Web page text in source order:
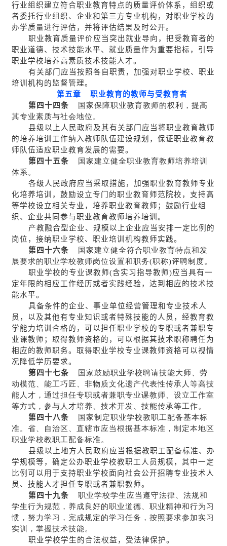
行业组织建立符合职业教育特点的质量评价体系，组织或
者委托行业组织、企业和第三方专业机构，对职业学校的
办学质量进行评估，并将评估结果及时公开。
职业教育质量评价应当突出就业导向，把受教育者的
职业道德、技术技能水平、就业质量作为重要指标，引导
职业学校培养高素质技术技能人才。
有关部门应当按照各自职责，加强对职业学校、职业
培训机构的监督管理。
第五章 职业教育的教师与受教育者
第四十四条 国家保障职业教育教师的权利，提高
其专业素质与社会地位。
县级以上人民政府及其有关部门应当将职业教育教师
的培养培训工作纳入教师队伍建设规划，保证职业教育教
师队伍适应职业教育发展的需要。
第四十五条 国家建立健全职业教育教师培养培训
体系。
各级人民政府应当采取措施，加强职业教育教师专业
化培养培训，鼓励设立专门的职业教育师范院校，支持高
等学校设立相关专业，培养职业教育教师；鼓励行业组
织、企业共同参与职业教育教师培养培训。
产教融合型企业、规模以上企业应当安排一定比例的
岗位，接纳职业学校、职业培训机构教师实践。
第四十六条
国家建立健全符合职业教育特点和发
展要求的职业学校教师岗位设置和职务(职称)评聘制度。
职业学校的专业课教师(含实习指导教师)应当具有一
定年限的相应工作经历或者实践经验，达到相应的技术技
能水平。
具备条件的企业、事业单位经营管理和专业技术人
员，以及其他有专业知识或者特殊技能的人员，经教育教
学能力培训合格的，可以担任职业学校的专职或者兼职专
业课教师；取得教师资格的，可以根据其技术职称聘任为
相应的教师职务。取得职业学校专业课教师资格可以视情
况降低学历要求。
第四十七条 国家鼓励职业学校聘请技能大师、劳
动模范、能工巧匠、非物质文化遗产代表性传承人等高技
能人才，通过担任专职或者兼职专业课教师、设立工作室
等方式，参与人才培养、技术开发、技能传承等工作。
第四十八条 国家制定职业学校教职工配备基本标
准。省、自治区、直辖市应当根据基本标准，制定本地区
职业学校教职工配备标准。
县级以上地方人民政府应当根据教职工配备标准、办
学规模等，确定公办职业学校教职工人员规模，其中一定
比例可以用于支持职业学校面向社会公开招聘专业技术人
员、技能人才担任专职或者兼职教师。
第四十九条 职业学校学生应当遵守法律、法规和
学生行为规范，养成良好的职业道德、职业精神和行为习
惯，努力学习，完成规定的学习任务，按照要求参加实习
实训，掌握技术技能。
职业学校学生的合法权益，受法律保护。